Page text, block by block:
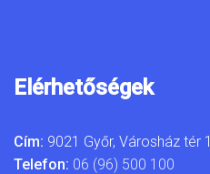
Elérhetőségek
Cím: 9021 Győr, Városház tér 1.
Telefon: 06 (96) 500 100